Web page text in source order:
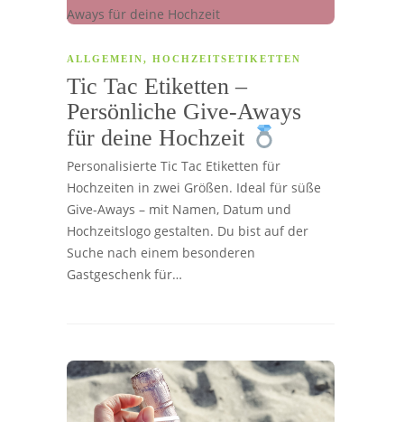
ALLGEMEIN, HOCHZEITSETIKETTEN
Tic Tac Etiketten –
Persönliche Give-Aways
für deine Hochzeit
Personalisierte Tic Tac Etiketten für
Hochzeiten in zwei Größen. Ideal für süße
Give-Aways – mit Namen, Datum und
Hochzeitslogo gestalten. Du bist auf der
Suche nach einem besonderen
Gastgeschenk für…